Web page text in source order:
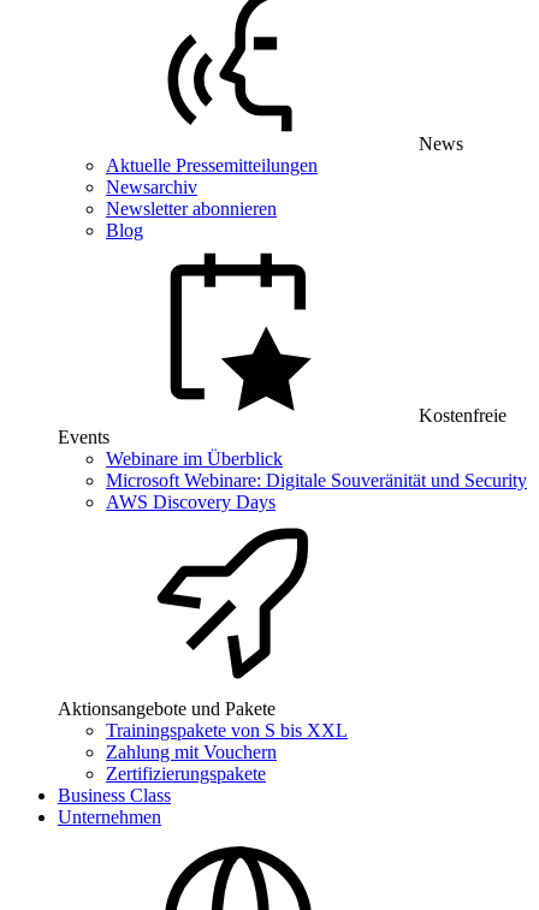
News
Aktuelle Pressemitteilungen
Newsarchiv
Newsletter abonnieren
Blog
Kostenfreie
Events
Webinare im Überblick
Microsoft Webinare: Digitale Souveränität und Security
AWS Discovery Days
Aktionsangebote und Pakete
Trainingspakete von S bis XXL
Zahlung mit Vouchern
Zertifizierungspakete
Business Class
Unternehmen